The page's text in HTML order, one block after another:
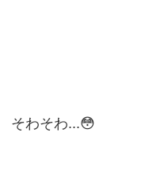
そわそわ...😳